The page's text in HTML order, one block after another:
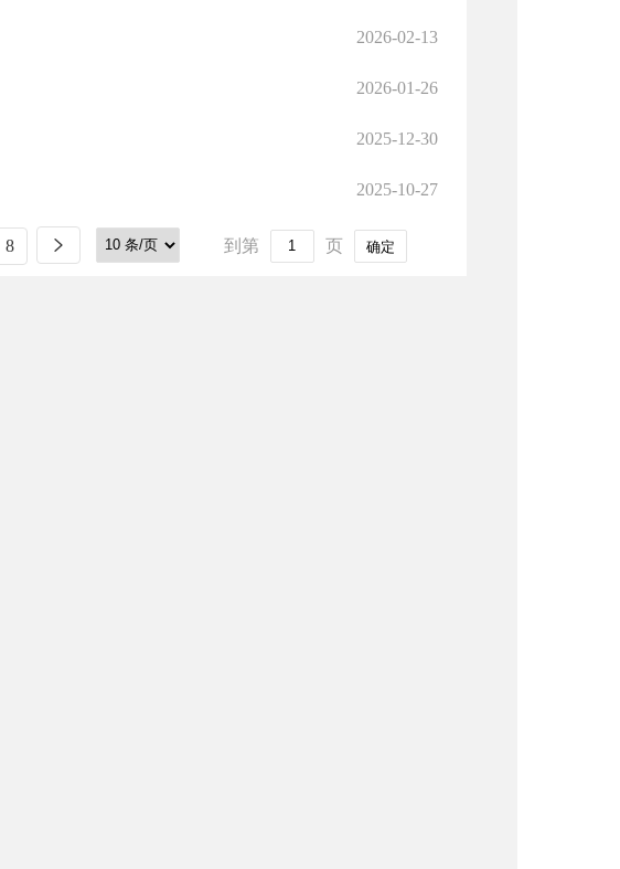
2026-02-13
2026-01-26
2025-12-30
2025-10-27
8 到第 页 确定